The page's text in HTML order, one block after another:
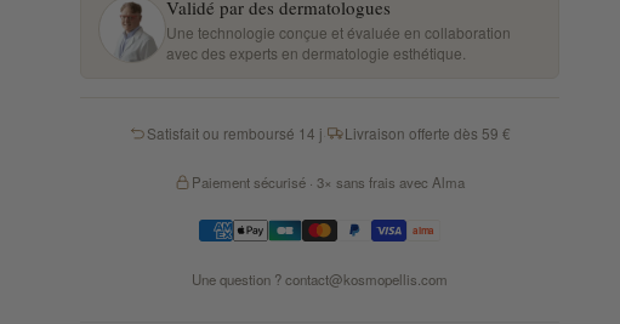
Validé par des dermatologues
Une technologie conçue et évaluée en collaboration
avec des experts en dermatologie esthétique.
Satisfait ou remboursé 14 j Livraison offerte dès 59 €
Paiement sécurisé · 3× sans frais avec Alma
Une question ?contact@kosmopellis.com